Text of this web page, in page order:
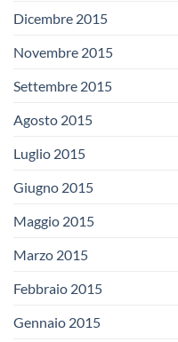
Dicembre 2015
Novembre 2015
Settembre 2015
Agosto 2015
Luglio 2015
Giugno 2015
Maggio 2015
Marzo 2015
Febbraio 2015
Gennaio 2015